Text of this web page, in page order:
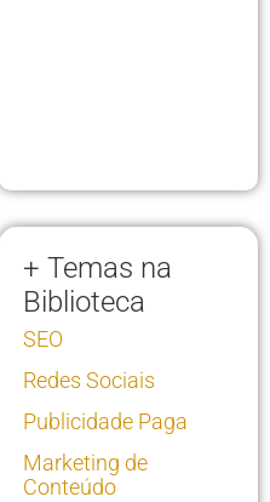
+ Temas na
Biblioteca
SEO
Redes Sociais
Publicidade Paga
Marketing de
Conteúdo